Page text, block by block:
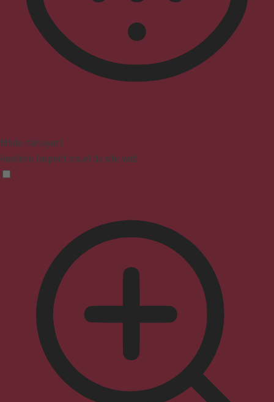
Mode malvoyant
Améliore l'aspect visuel du site web